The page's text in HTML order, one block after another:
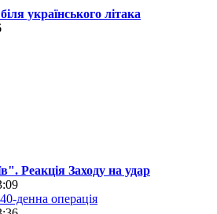
українського літака
Реакція Заходу на удар
денна операція